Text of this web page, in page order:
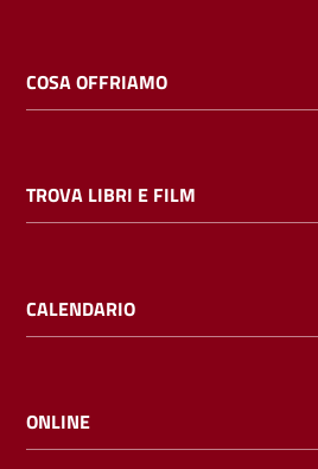
Bambini
E
l
i
COSA OFFRIAMO
TROVA LIBRI E FILM
CALENDARIO
ONLINE